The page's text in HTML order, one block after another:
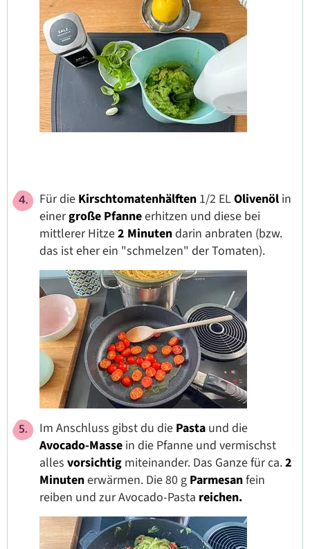
Für die Kirschtomatenhälften 1/2 ELOlivenöl in
einergroße Pfanneerhitzen und diese bei
mittlerer Hitze2 Minutendarin anbraten (bzw.
das ist eher ein "schmelzen" der Tomaten).
Im Anschluss gibst du die Pasta und die
Avocado-Masse in die Pfanne und vermischst
alles vorsichtig miteinander. Das Ganze für ca.2
Minutenerwärmen. Die 80 g Parmesanfein
reiben und zur Avocado-Pasta reichen.